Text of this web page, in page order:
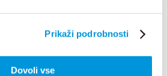
Prikaži podrobnosti
Dovoli vse